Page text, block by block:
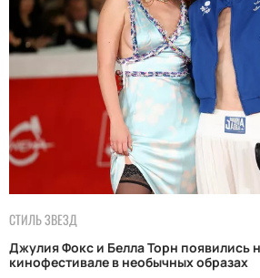
СТИЛЬ ЗВЕЗД
Джулия Фокс и Белла Торн появились
кинофестивале в необычных образах